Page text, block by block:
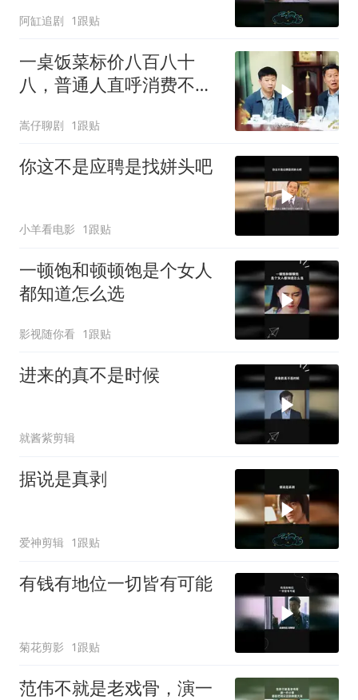
阿缸追剧 1跟贴
一桌饭菜标价八百八十
八，普通人直呼消费不
嵩仔聊剧 1跟贴
你这不是应聘是找姘头吧
小羊看电影 1跟贴
一顿饱和顿顿饱是个女人
都知道怎么选
影视随你看 1跟贴
进来的真不是时候
就酱紫剪辑
据说是真剥
爱神剪辑 1跟贴
有钱有地位一切皆有可能
菊花剪影 1跟贴
范伟不就是老戏骨，演一